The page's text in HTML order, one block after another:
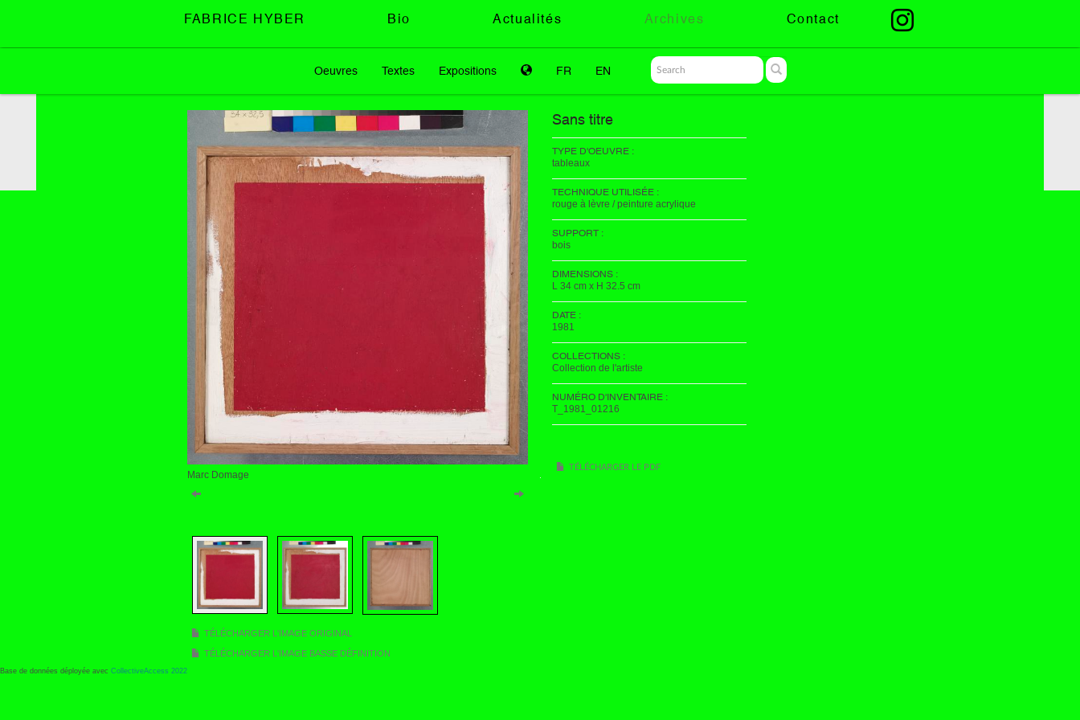
FABRICE HYBER Bio Actualités Archives Contact
Oeuvres Textes Expositions FR EN
Marc Domage
TÉLÉCHARGER L'IMAGE ORIGINAL
TÉLÉCHARGER L'IMAGE BASSE DÉFINITION
Sans titre
TYPE D'OEUVRE :
tableaux
TECHNIQUE UTILISÉE :
rouge à lèvre / peinture acrylique
SUPPORT :
bois
DIMENSIONS :
L 34 cm x H 32.5 cm
DATE :
1981
COLLECTIONS :
Collection de l'artiste
NUMÉRO D'INVENTAIRE :
T_1981_01216
TÉLÉCHARGER LE PDF
Base de données déployée avec CollectiveAccess 2022